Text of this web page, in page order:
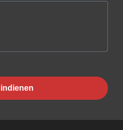
indienen